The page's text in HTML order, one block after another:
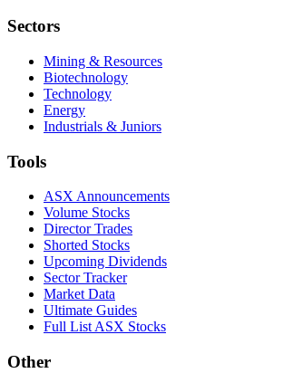
Sectors
Mining & Resources
Biotechnology
Technology
Energy
Industrials & Juniors
Tools
ASX Announcements
Volume Stocks
Director Trades
Shorted Stocks
Upcoming Dividends
Sector Tracker
Market Data
Ultimate Guides
Full List ASX Stocks
Other